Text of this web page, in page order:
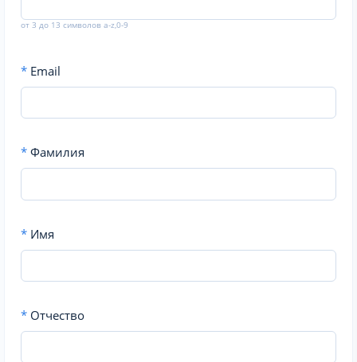
от 3 до 13 символов a-z,0-9
* Email
* Фамилия
* Имя
* Отчество